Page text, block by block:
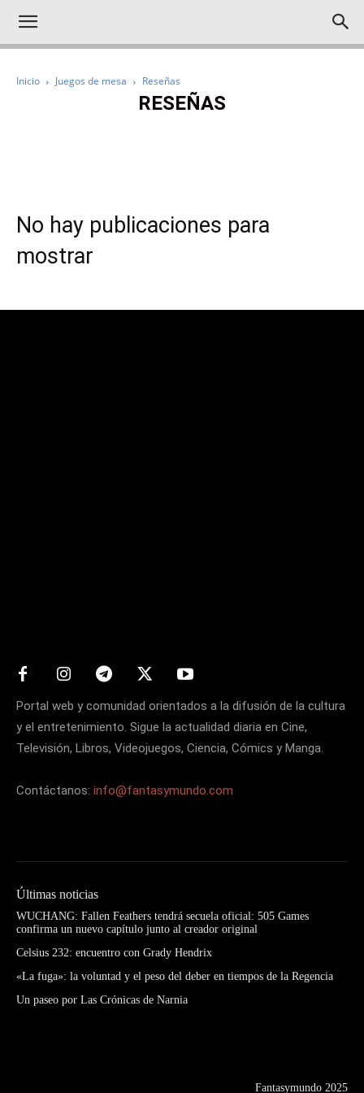
Inicio Juegos de mesa Reseñas
RESEÑAS
No hay publicaciones para
mostrar
Portal web y comunidad orientados a la difusión de la cultura
y el entretenimiento. Sigue la actualidad diaria en Cine,
Televisión, Libros, Videojuegos, Ciencia, Cómics y Manga.
Contáctanos: info@fantasymundo.com
Últimas noticias
WUCHANG: Fallen Feathers tendrá secuela oficial: 505 Games
confirma un nuevo capítulo junto al creador original
Celsius 232: encuentro con Grady Hendrix
«La fuga»: la voluntad y el peso del deber en tiempos de la Regencia
Un paseo por Las Crónicas de Narnia
Fantasymundo 2025